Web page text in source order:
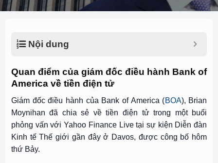
Nội dung
Quan điểm của giám đốc điều hành Bank of
America về tiền điện tử
Giám đốc điều hành của Bank of America (BOA), Brian
Moynihan đã chia sẻ về tiền điện tử trong một buổi
phỏng vấn với Yahoo Finance Live tại sự kiện Diễn đàn
Kinh tế Thế giới gần đây ở Davos, được công bố hôm
thứ Bảy.